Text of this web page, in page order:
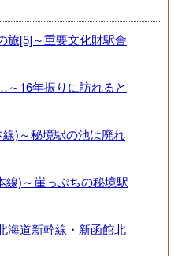
旅[5]～重要文化財駅舎
16年振りに訪れると
)～秘境駅の池は廃れ
線)～崖っぷちの秘境駅
海道新幹線・新函館北